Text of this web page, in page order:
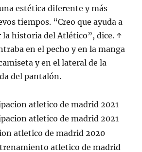
estética diferente y más
tiempos. “Creo que ayuda a
historia del Atlético”, dice. ↑
en el pecho y en la manga
y en el lateral de la
del pantalón.